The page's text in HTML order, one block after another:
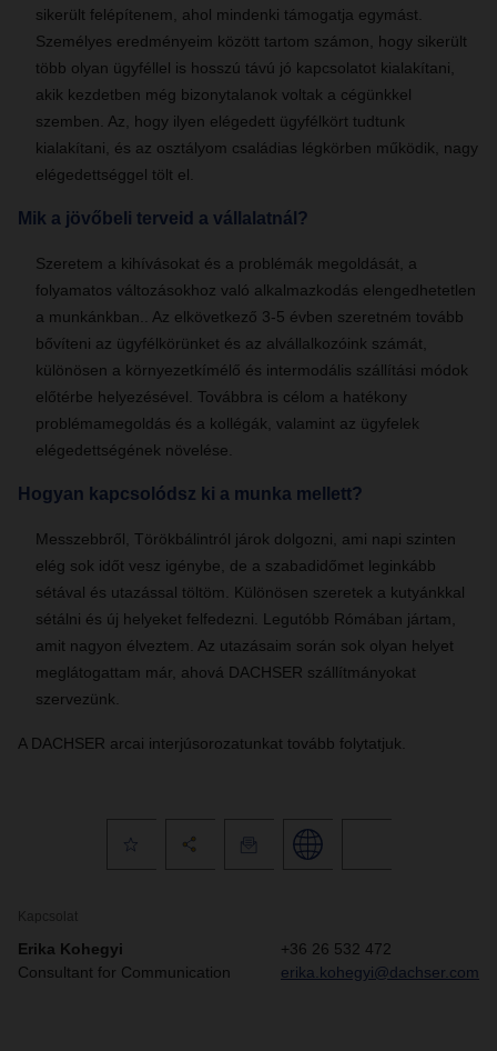
sikerült felépítenem, ahol mindenki támogatja egymást.
Személyes eredményeim között tartom számon, hogy sikerült
több olyan ügyféllel is hosszú távú jó kapcsolatot kialakítani,
akik kezdetben még bizonytalanok voltak a cégünkkel
szemben. Az, hogy ilyen elégedett ügyfélkört tudtunk
kialakítani, és az osztályom családias légkörben működik, nagy
elégedettséggel tölt el.
Mik a jövőbeli terveid a vállalatnál?
Szeretem a kihívásokat és a problémák megoldását, a
folyamatos változásokhoz való alkalmazkodás elengedhetetlen
a munkánkban.. Az elkövetkező 3-5 évben szeretném tovább
bővíteni az ügyfélkörünket és az alvállalkozóink számát,
különösen a környezetkímélő és intermodális szállítási módok
előtérbe helyezésével. Továbbra is célom a hatékony
problémamegoldás és a kollégák, valamint az ügyfelek
elégedettségének növelése.
Hogyan kapcsolódsz ki a munka mellett?
Messzebbről, Törökbálintról járok dolgozni, ami napi szinten
elég sok időt vesz igénybe, de a szabadidőmet leginkább
sétával és utazással töltöm. Különösen szeretek a kutyánkkal
sétálni és új helyeket felfedezni. Legutóbb Rómában jártam,
amit nagyon élveztem. Az utazásaim során sok olyan helyet
meglátogattam már, ahová DACHSER szállítmányokat
szervezünk.
A DACHSER arcai interjúsorozatunkat tovább folytatjuk.
Kapcsolat
Erika Kohegyi
Consultant for Communication
+36 26 532 472
erika.kohegyi@dachser.com